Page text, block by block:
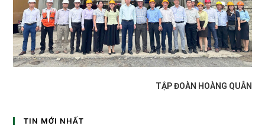
TẬP ĐOÀN HOÀNG QUÂN
TIN MỚI NHẤT